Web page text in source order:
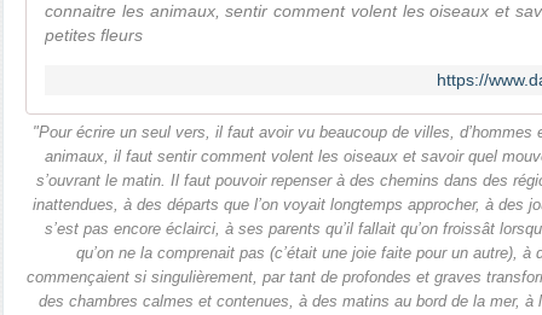
connaitre les animaux, sentir comment volent les oiseaux et
petites fleurs
https://
"Pour écrire un seul vers, il faut avoir vu beaucoup de villes,
animaux, il faut sentir comment volent les oiseaux et savoir quel
s’ouvrant le matin. Il faut pouvoir repenser à des chemins dans des
inattendues, à des départs que l’on voyait longtemps approcher, à des
s’est pas encore éclairci, à ses parents qu’il fallait qu’on froissât
qu’on ne la comprenait pas (c’était une joie faite pour un autre), à
commençaient si singulièrement, par tant de profondes et graves
des chambres calmes et contenues, à des matins au bord de la mer, à